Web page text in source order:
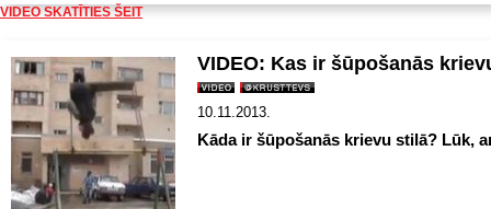
VIDEO SKATĪTIES ŠEIT
VIDEO: Kas ir šūpošanās
10.11.2013.
Kāda ir šūpošanās krievu stilā? Lūk,